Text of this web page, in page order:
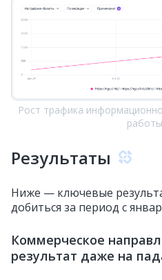
Рост трафика
Результаты
Ниже — ключевые
добиться за период с
Коммерческое
результат даже на